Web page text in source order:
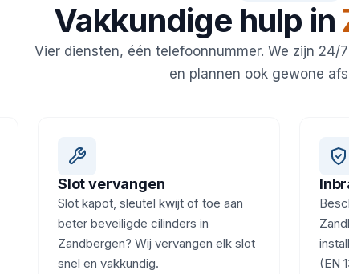
Vakkundige hulp in
Vier diensten, één telefoonnummer. We zijn 24/
en plannen ook gewone
Slot vervangen
Slot kapot, sleutel kwijt of toe aan
beter beveiligde cilinders in
Zandbergen? Wij vervangen elk slot
snel en vakkundig.
(EN